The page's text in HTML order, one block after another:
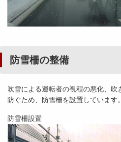
防雪柵の整備
吹雪による運転者の視程の悪化、吹
防ぐため、防雪柵を設置しています。
防雪柵設置